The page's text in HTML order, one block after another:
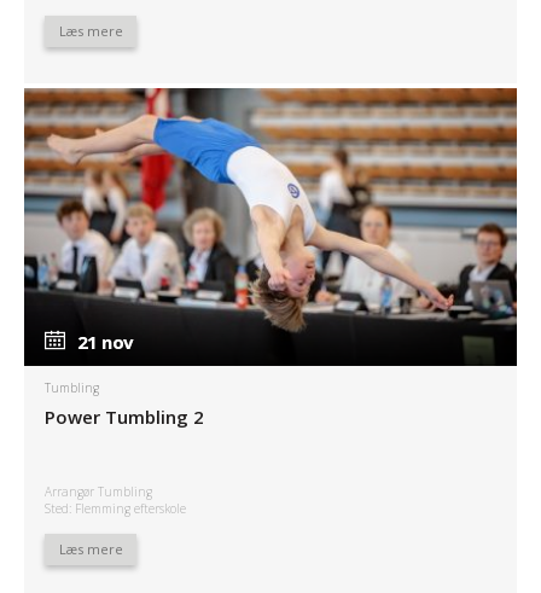
Læs mere
21 nov
21 nov
Tumbling
Power Tumbling 2
Arrangør Tumbling
Sted: Flemming efterskole
Læs mere